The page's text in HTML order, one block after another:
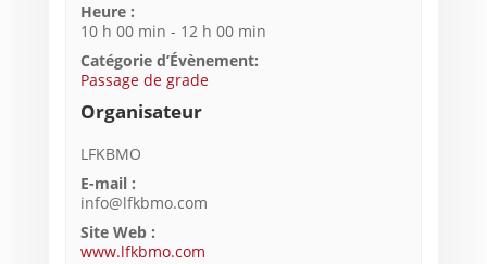
Heure :
10 h 00 min - 12 h 00 min
Catégorie d’Évènement:
Passage de grade
Organisateur
LFKBMO
E-mail :
info@lfkbmo.com
Site Web :
www.lfkbmo.com